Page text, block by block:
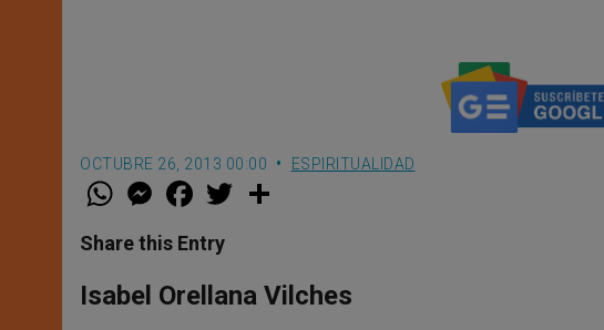
OCTUBRE 26, 2013 00:00 ESPIRITUALIDAD
W
t
s
p
p
M
e
s
e
g
e
F
a
e
b
o
k
w
r
Share this Entry
Isabel Orellana Vilches